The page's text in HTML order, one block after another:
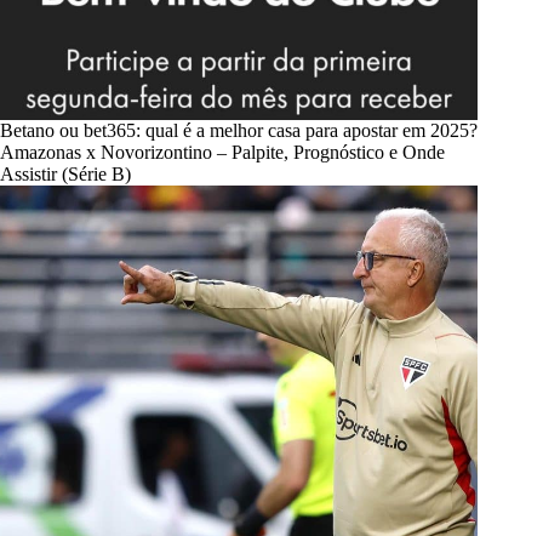
Betano ou bet365: qual é a melhor casa para apostar em 2025?
Amazonas x Novorizontino – Palpite, Prognóstico e Onde
Assistir (Série B)